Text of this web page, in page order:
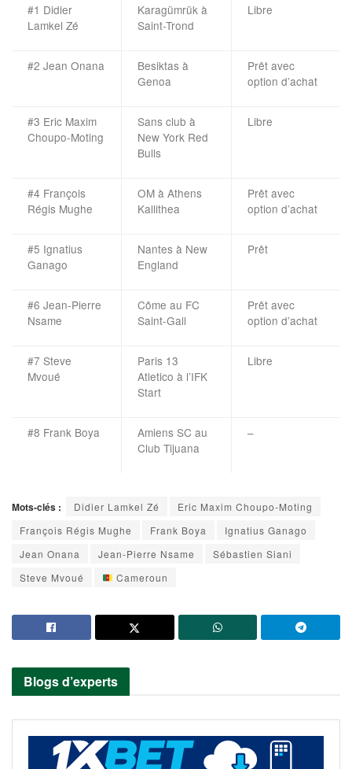
#1 Didier
Lamkel Zé
Karagümrük à
Saint-Trond
Libre
#2 Jean Onana
Besiktas à
Genoa
Prêt avec
option d’achat
#3 Eric Maxim
Choupo-Moting
Sans club à
New York Red
Bulls
Libre
#4 François
Régis Mughe
OM à Athens
Kallithea
Prêt avec
option d’achat
#5 Ignatius
Ganago
Nantes à New
England
Prêt
#6 Jean-Pierre
Nsame
Côme au FC
Saint-Gall
Prêt avec
option d’achat
#7 Steve
Mvoué
Paris 13
Atletico à l’IFK
Start
Libre
#8 Frank Boya
Amiens SC au
Club Tijuana
–
Mots-clés : Didier Lamkel Zé
Eric Maxim Choupo-Moting
François Régis Mughe
Frank Boya
Ignatius Ganago
Jean Onana
Jean-Pierre Nsame
Sébastien Siani
Steve Mvoué
Cameroun
Blogs d’experts